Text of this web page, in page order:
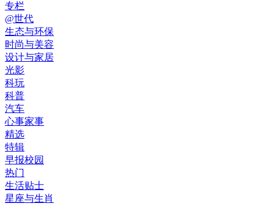
专栏
@世代
生态与环保
时尚与美容
设计与家居
光影
科玩
科普
汽车
心事家事
精选
特辑
早报校园
热门
生活贴士
星座与生肖